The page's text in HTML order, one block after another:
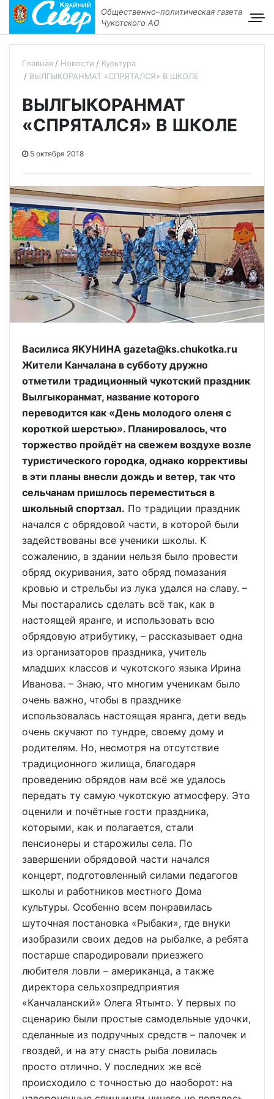
Общественно–политическая газета
Чукотского АО
Главная Новости
Культура
ВЫЛГЫКОРАНМАТ «СПРЯТАЛСЯ» В ШКОЛЕ
ВЫЛГЫКОРАНМАТ
«СПРЯТАЛСЯ» В ШКОЛЕ
5 октября 2018
Василиса ЯКУНИНА gazeta@ks.chukotka.ru
Жители Канчалана в субботу дружно
отметили традиционный чукотский праздник
Вылгыкоранмат, название которого
переводится как «День молодого оленя с
короткой шерстью». Планировалось, что
торжество пройдёт на свежем воздухе возле
туристического городка, однако коррективы
в эти планы внесли дождь и ветер, так что
сельчанам пришлось переместиться в
школьный спортзал. По традиции праздник
начался с обрядовой части, в которой были
задействованы все ученики школы. К
сожалению, в здании нельзя было провести
обряд окуривания, зато обряд помазания
кровью и стрельбы из лука удался на славу. –
Мы постарались сделать всё так, как в
настоящей яранге, и использовать всю
обрядовую атрибутику, – рассказывает одна
из организаторов праздника, учитель
младших классов и чукотского языка Ирина
Иванова. – Знаю, что многим ученикам было
очень важно, чтобы в празднике
использовалась настоящая яранга, дети ведь
очень скучают по тундре, своему дому и
родителям. Но, несмотря на отсутствие
традиционного жилища, благодаря
проведению обрядов нам всё же удалось
передать ту самую чукотскую атмосферу. Это
оценили и почётные гости праздника,
которыми, как и полагается, стали
пенсионеры и старожилы села. По
завершении обрядовой части начался
концерт, подготовленный силами педагогов
школы и работников местного Дома
культуры. Особенно всем понравилась
шуточная постановка «Рыбаки», где внуки
изобразили своих дедов на рыбалке, а ребята
постарше спародировали приезжего
любителя ловли – американца, а также
директора сельхозпредприятия
«Канчаланский» Олега Ятынто. У первых по
сценарию были простые самодельные удочки,
сделанные из подручных средств – палочек и
гвоздей, и на эту снасть рыба ловилась
просто отлично. У последних же всё
происходило с точностью до наоборот: на